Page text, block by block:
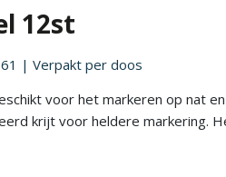
12st
| Verpakt per doos
voor het markeren op nat
krijt voor heldere markering.